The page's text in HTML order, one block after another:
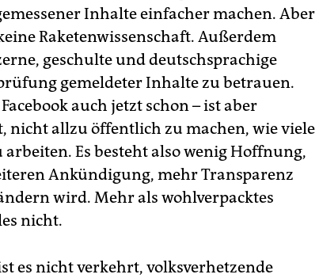
Inhalte einfacher machen. Aber
Raketenwissenschaft. Außerdem
geschulte und deutschsprachige
gemeldeter Inhalte zu betrauen.
auch jetzt schon – ist aber
nicht allzu öffentlich zu machen, wie viele
Es besteht also wenig Hoffnung,
Ankündigung, mehr Transparenz
wird. Mehr als wohlverpacktes
nicht.
es nicht verkehrt, volksverhetzende